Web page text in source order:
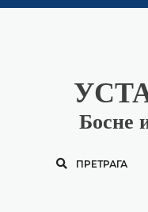
Босне
ПРЕТРАГА